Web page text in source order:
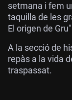
setmana i fem
taquilla de les
El origen de
A la secció de
repàs a la vida
traspassat.